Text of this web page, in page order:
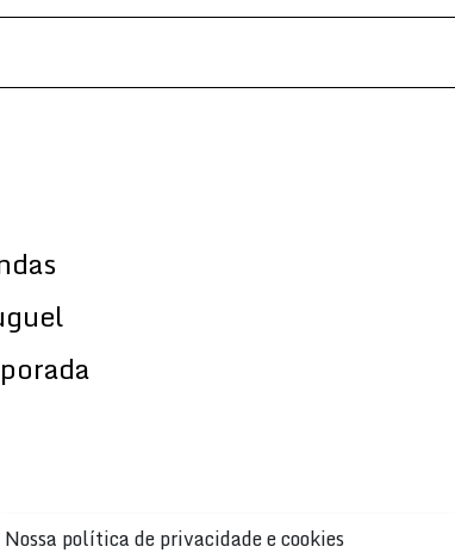
Nossa política de privacidade e cookies
.00m²